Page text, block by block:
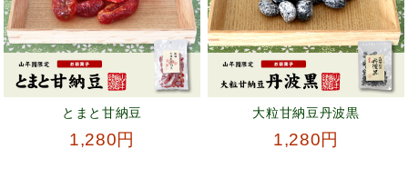
とまと甘納豆
1,280円
大粒甘納豆丹波黒
1,280円